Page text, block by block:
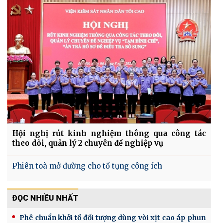
Hội nghị rút kinh nghiệm thông qua công tác
theo dõi, quản lý 2 chuyên đề nghiệp vụ
Phiên toà mở đường cho tố tụng công ích
ĐỌC NHIỀU NHẤT
Phê chuẩn khởi tố đối tượng dùng vòi xịt cao áp phun